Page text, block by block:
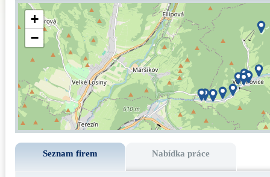
+
−
Seznam firem Nabídka práce